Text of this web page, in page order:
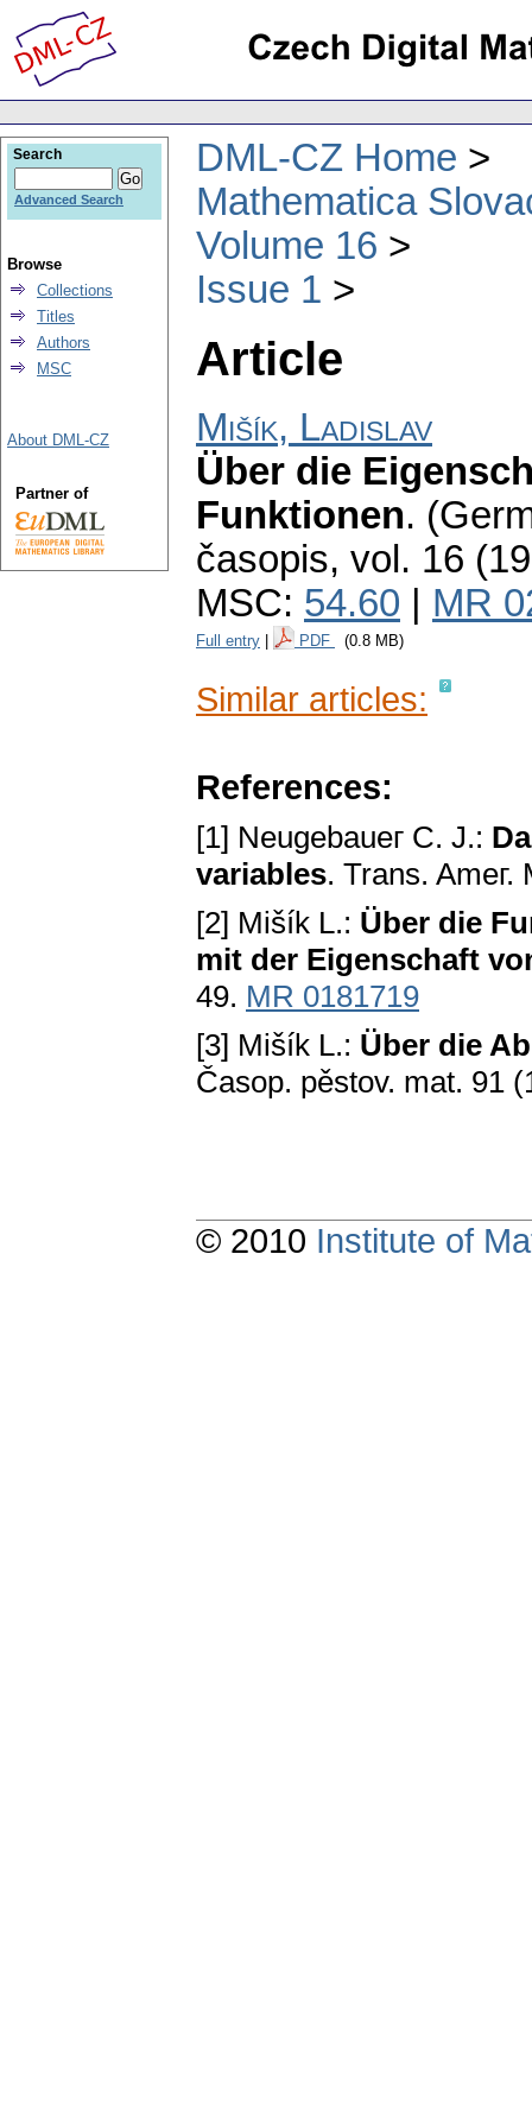
DML-CZ Home
Mathematica
Volume 16
Issue 1
Article
Mišík, Ladislav
Über die
Funktionen.
časopis, vol. 16
MSC: 54.60 MR
Full entry PDF (0.8 MB)
Similar articles:
References:
[1] Neugebaueг C. J.:
variables. Trans.
[2] Mišík L.: Über die
mit der Eigenschaft
49. MR 0181719
[3] Mišík L.: Über die
Časop. pěstov. mat. 91
Search
Advanced Search
Browse
Collections
Titles
Authors
MSC
About DML-CZ
Partner of
© 2010 Institute of